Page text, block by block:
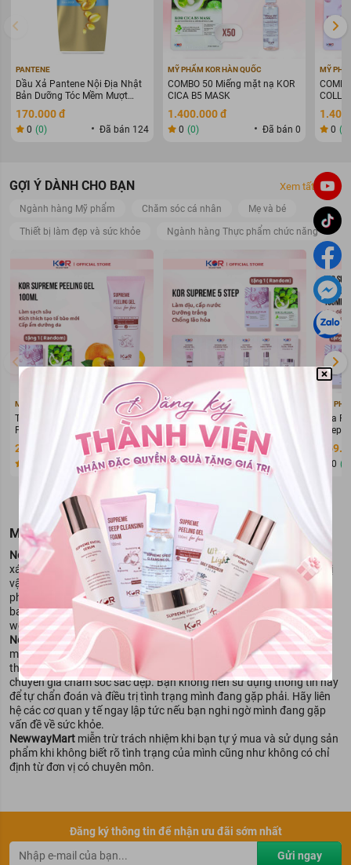
PANTENE
Dầu Xả Pantene Nội Địa Nhật
Bản Dưỡng Tóc Mềm Mượt
170.000 đ
0 (0) Đã bán 124
MỸ PHẨM KOR HÀN QUỐC
COMBO 50 Miếng mặt nạ KOR
CICA B5 MASK
1.400.000 đ
0 (0) Đã bán 0
MỸ
0 (0)
GỢI Ý DÀNH CHO BẠN
Ngành hàng Mỹ phẩm Chăm sóc cá nhân Mẹ và bé
Thiết bị làm đẹp và sức khỏe Ngành hàng Thực phẩm chức năng
Xem tất cả
MỸ PHẨM KOR HÀN QUỐC
Tẩy Da Chết KOR Supreme
Peeling Gel 100ml
283.000 đ
Đã bán 3589875
MỸ PHẨM KOR HÀN QUỐC
Bộ KOR Supreme 5 Step Travel
Kit - Bộ mỹ phẩm du lịch KOR
108.000 đ
0 (0) Đã bán 3456435
MỸ
Sữa
Deep
0 (0)
MIỄN TRỪ TRÁCH NGHIỆM
NewwayMartluôn cố gắng đảm bảo rằng mọi thông tin đều chính
xác khi đưa lên website, nhưng đôi khi đối tác của chúng tôi - Đơn vị
vận hành gian hàng chưa kịp cập nhật thông tin mới nhất của sản
phẩm vì lý do nhà sản xuất có thể thay đổi thành phần sản phẩm,
bao bì thiết kế cũng có thể khác biệt với những gì được mô tả trên
website. Chúng tôi khuyến cáo bạn nên hỏi lại đối tác của
NewwayMart- Đơn vị vận hành gian hàng, trước khi quyết định đặt
mua sản phẩm. Nội dung trên trang website này chỉ được dùng để
tham khảo, không thể thay thế chỉ dẫn của dược sỹ, bác sỹ và các
chuyên gia chăm sóc sắc đẹp. Bạn không nên sử dụng thông tin này
để tự chẩn đoán và điều trị tình trạng mình đang gặp phải. Hãy liên
hệ các cơ quan y tế ngay lập tức nếu bạn nghi ngờ mình đang gặp
vấn đề về sức khỏe.
NewwayMart miễn trừ trách nhiệm khi bạn tự ý mua và sử dụng sản
phẩm khi không biết rõ tình trạng của mình cũng như không có chỉ
định từ đơn vị có chuyên môn.
Đăng ký thông tin để nhận ưu đãi sớm nhất
Gửi ngay